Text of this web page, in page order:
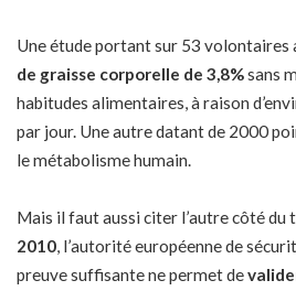
Une étude portant sur 53 volontaires
de graisse corporelle de 3,8%sans
habitudes alimentaires, à raison
par jour. Une autre datant de 2000
le métabolisme humain.
Mais il faut aussi citer l’autre côté du
2010, l’autorité européenne de
preuve suffisante ne permet de